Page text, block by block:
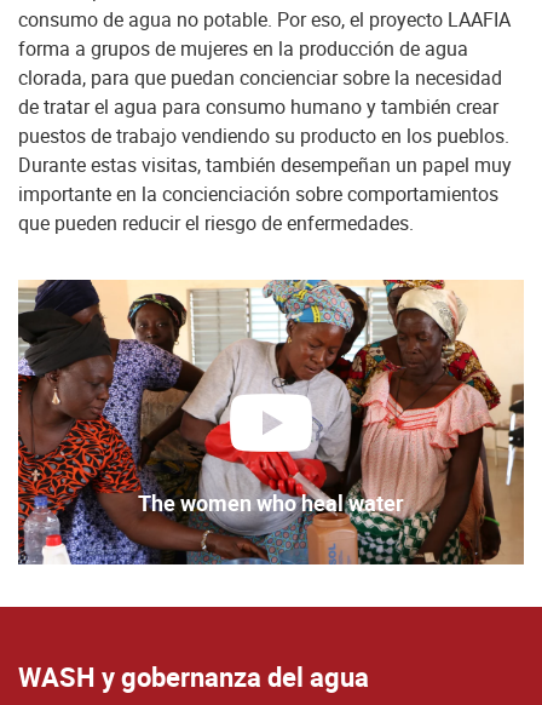
consumo de agua no potable. Por eso, el proyecto LAAFIA
forma a grupos de mujeres en la producción de agua
clorada, para que puedan concienciar sobre la necesidad
de tratar el agua para consumo humano y también crear
puestos de trabajo vendiendo su producto en los pueblos.
Durante estas visitas, también desempeñan un papel muy
importante en la concienciación sobre comportamientos
que pueden reducir el riesgo de enfermedades.
reproducir
The women who heal water
WASH y gobernanza del agua